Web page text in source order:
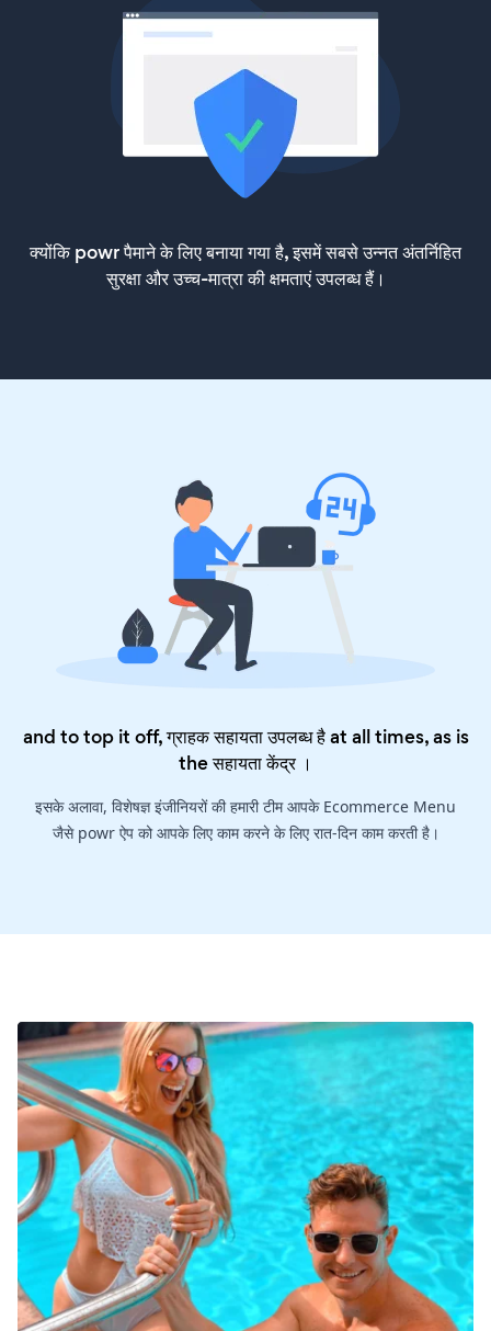
क्योंकि powr पैमाने के लिए बनाया गया है, इसमें सबसे उन्नत अंतर्निहित
सुरक्षा और उच्च-मात्रा की क्षमताएं उपलब्ध हैं।
and to top it off, ग्राहक सहायता उपलब्ध है at all times, as is
theसहायता केंद्र।
इसके अलावा, विशेषज्ञ इंजीनियरों की हमारी टीम आपके Ecommerce Menu
जैसे powr ऐप को आपके लिए काम करने के लिए रात-दिन काम करती है।